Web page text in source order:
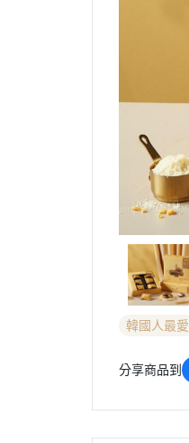
韓國人最愛
分享商品到